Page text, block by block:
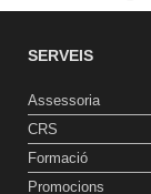
SERVEIS
Assessoria
CRS
Formació
Promocions